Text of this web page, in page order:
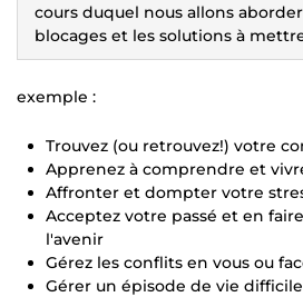
cours duquel nous allons
blocages et les solutions à
exemple :
Trouvez (ou retrouvez!) votre
Apprenez à comprendre et
Affronter et dompter votre
Acceptez votre passé et en
l'avenir
Gérez les conflits en vous ou
Gérer un épisode de vie difficile